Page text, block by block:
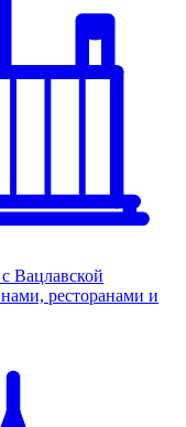
Вацлавской
ресторанами и